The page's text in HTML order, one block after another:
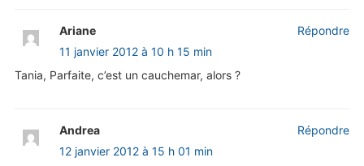
Ariane
11 janvier 2012 à 10 h 15 min
Tania, Parfaite, c’est un cauchemar, alors ?
Répondre
Andrea
12 janvier 2012 à 15 h 01 min
Répondre